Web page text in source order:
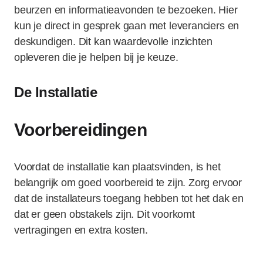
beurzen en informatieavonden te bezoeken. Hier
kun je direct in gesprek gaan met leveranciers en
deskundigen. Dit kan waardevolle inzichten
opleveren die je helpen bij je keuze.
De Installatie
Voorbereidingen
Voordat de installatie kan plaatsvinden, is het
belangrijk om goed voorbereid te zijn. Zorg ervoor
dat de installateurs toegang hebben tot het dak en
dat er geen obstakels zijn. Dit voorkomt
vertragingen en extra kosten.